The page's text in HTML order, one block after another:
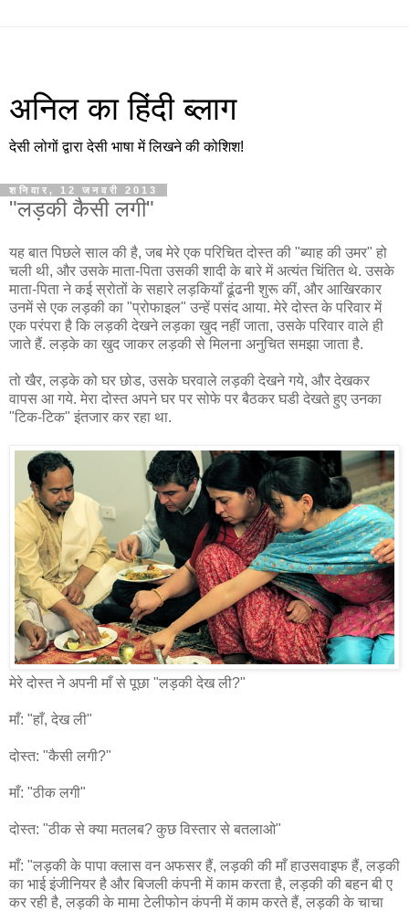
अनिल का हिंदी ब्लाग
देसी लोगों द्वारा देसी भाषा में लिखने की कोशिश!
शनिवार, 12 जनवरी 2013
"लड़की कैसी लगी"
यह बात पिछले साल की है, जब मेरे एक परिचित दोस्त की "ब्याह की उमर" हो
चली थी, और उसके माता-पिता उसकी शादी के बारे में अत्यंत चिंतित थे. उसके
माता-पिता ने कई स्रोतों के सहारे लड़कियाँ ढूंढनी शुरू कीं, और आखिरकार
उनमें से एक लड़की का "प्रोफाइल" उन्हें पसंद आया. मेरे दोस्त के परिवार में
एक परंपरा है कि लड़की देखने लड़का खुद नहीं जाता, उसके परिवार वाले ही
जाते हैं. लड़के का खुद जाकर लड़की से मिलना अनुचित समझा जाता है.
तो खैर, लड़के को घर छोड, उसके घरवाले लड़की देखने गये, और देखकर
वापस आ गये. मेरा दोस्त अपने घर पर सोफे पर बैठकर घडी देखते हुए उनका
"टिक-टिक" इंतजार कर रहा था.
मेरे दोस्त ने अपनी माँ से पूछा "लड़की देख ली?"
माँ: "हाँ, देख ली"
दोस्त: "कैसी लगी?"
माँ: "ठीक लगी"
दोस्त: "ठीक से क्या मतलब? कुछ विस्तार से बतलाओ"
माँ: "लड़की के पापा क्लास वन अफसर हैं, लड़की की माँ हाउसवाइफ हैं, लड़की
का भाई इंजीनियर है और बिजली कंपनी में काम करता है, लड़की की बहन बी ए
कर रही है, लड़की के मामा टेलीफोन कंपनी में काम करते हैं, लड़की के चाचा